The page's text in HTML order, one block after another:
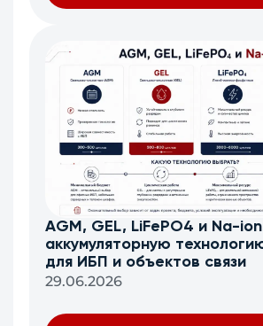
AGM, GEL, LiFePO4 и Na-
аккумуляторную
для ИБП и объектов связи
29.06.2026